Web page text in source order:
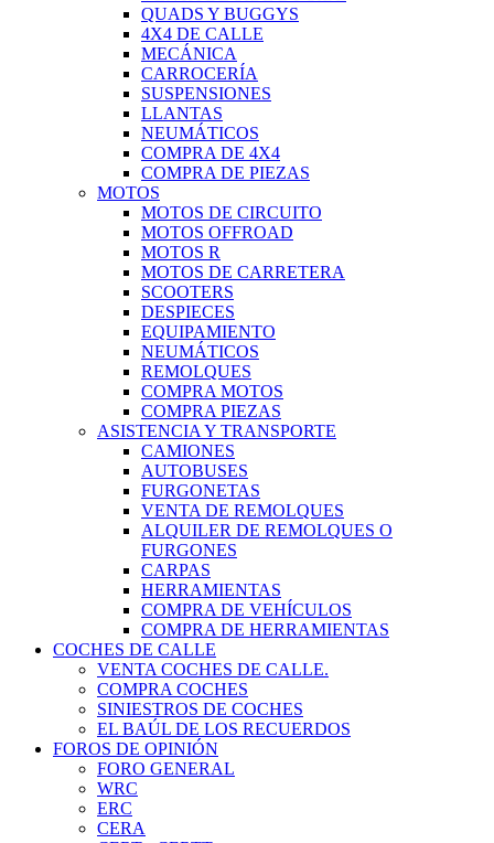
QUADS Y BUGGYS
4X4 DE CALLE
MECÁNICA
CARROCERÍA
SUSPENSIONES
LLANTAS
NEUMÁTICOS
COMPRA DE 4X4
COMPRA DE PIEZAS
MOTOS
MOTOS DE CIRCUITO
MOTOS OFFROAD
MOTOS R
MOTOS DE CARRETERA
SCOOTERS
DESPIECES
EQUIPAMIENTO
NEUMÁTICOS
REMOLQUES
COMPRA MOTOS
COMPRA PIEZAS
ASISTENCIA Y TRANSPORTE
CAMIONES
AUTOBUSES
FURGONETAS
VENTA DE REMOLQUES
ALQUILER DE REMOLQUES O
FURGONES
CARPAS
HERRAMIENTAS
COMPRA DE VEHÍCULOS
COMPRA DE HERRAMIENTAS
COCHES DE CALLE
VENTA COCHES DE CALLE.
COMPRA COCHES
SINIESTROS DE COCHES
EL BAÚL DE LOS RECUERDOS
FOROS DE OPINIÓN
FORO GENERAL
WRC
ERC
CERA